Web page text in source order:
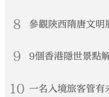
8 參觀陝西隋唐文
9 9個香港隱世景點
10 一名入境旅客管有